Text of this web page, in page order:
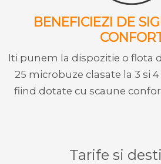
BENEFICIEZI DE
Iti punem la dispozitie o flota
25 microbuze clasate la 3 si
fiind dotate cu scaune
Tarife si